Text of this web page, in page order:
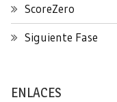
ScoreZero
Siguiente Fase
ENLACES